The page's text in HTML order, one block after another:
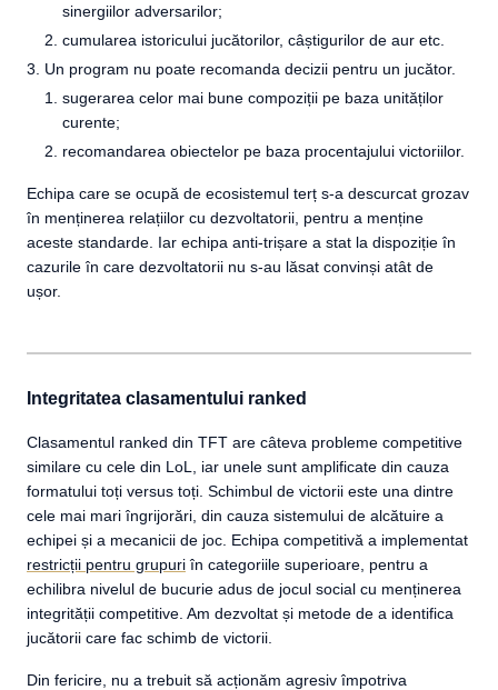
sinergiilor adversarilor;
cumularea istoricului jucătorilor, câștigurilor de aur etc.
Un program nu poate recomanda decizii pentru un jucător.
sugerarea celor mai bune compoziții pe baza unităților
curente;
recomandarea obiectelor pe baza procentajului victoriilor.
Echipa care se ocupă de ecosistemul terț s-a descurcat grozav
în menținerea relațiilor cu dezvoltatorii, pentru a menține
aceste standarde. Iar echipa anti-trișare a stat la dispoziție în
cazurile în care dezvoltatorii nu s-au lăsat convinși atât de
ușor.
Integritatea clasamentului ranked
Clasamentul ranked din TFT are câteva probleme competitive
similare cu cele din LoL, iar unele sunt amplificate din cauza
formatului toți versus toți. Schimbul de victorii este una dintre
cele mai mari îngrijorări, din cauza sistemului de alcătuire a
echipei și a mecanicii de joc. Echipa competitivă a implementat
restricții pentru grupuriîn categoriile superioare, pentru a
echilibra nivelul de bucurie adus de jocul social cu menținerea
integrității competitive. Am dezvoltat și metode de a identifica
jucătorii care fac schimb de victorii.
Din fericire, nu a trebuit să acționăm agresiv împotriva